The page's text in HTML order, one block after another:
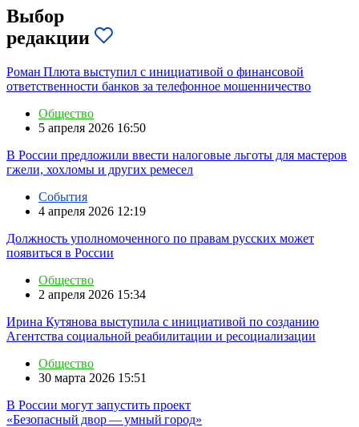
Выбор
редакции
Роман Плюта выступил с инициативой о финансовой
ответственности банков за телефонное мошенничество
Общество
5 апреля 2026 16:50
В России предложили ввести налоговые льготы для мастеров
гжели, хохломы и других ремесел
События
4 апреля 2026 12:19
Должность уполномоченного по правам русских может
появиться в России
Общество
2 апреля 2026 15:34
Ирина Кутянова выступила с инициативой по созданию
Агентства социальной реабилитации и ресоциализации
Общество
30 марта 2026 15:51
В России могут запустить проект
«Безопасный двор — умный город»